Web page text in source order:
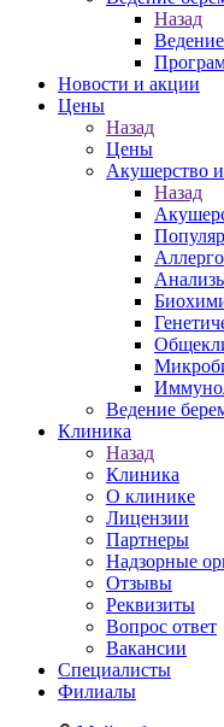
Назад
Новости и акции
Цены
Назад
Цены
Акушерство
Назад
Ведение
Клиника
Назад
Клиника
О клинике
Лицензии
Партнеры
Надзорные
Отзывы
Реквизиты
Вопрос ответ
Вакансии
Специалисты
Филиалы